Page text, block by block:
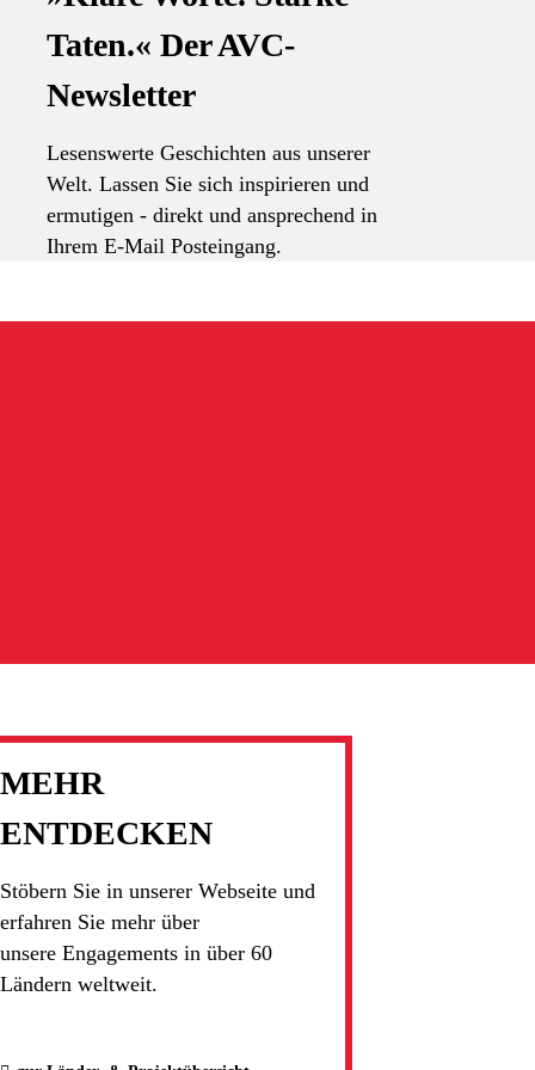
Taten.« Der AVC-
Newsletter
Lesenswerte Geschichten aus unserer
Welt. Lassen Sie sich inspirieren und
ermutigen - direkt und ansprechend in
Ihrem E-Mail Posteingang.
MEHR
ENTDECKEN
Stöbern Sie in unserer Webseite und
erfahren Sie mehr über
unsere Engagements in über 60
Ländern weltweit.